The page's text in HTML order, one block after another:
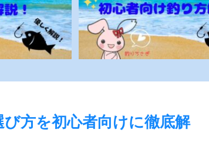
び方を初心者向けに徹底解